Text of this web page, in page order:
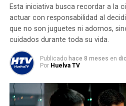
Esta iniciativa busca recordar a la
actuar con responsabilidad al
que no son juguetes ni adornos,
cuidados durante toda su vida.
Publicado hace 8 meses en
Por Huelva TV